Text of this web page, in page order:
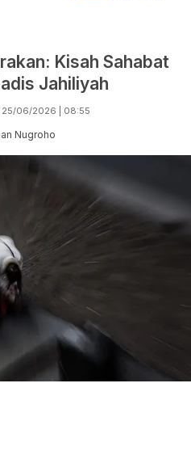
Kisah Sahabat
Jahiliyah
25/06/2026 | 08:55
Nugroho